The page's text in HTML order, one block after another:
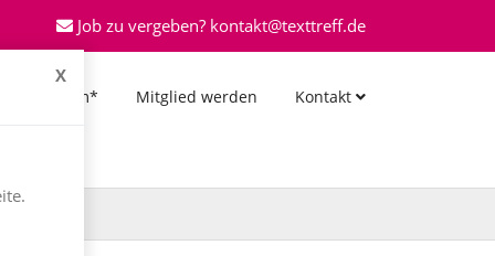
Job zu vergeben? kontakt@texttreff.de
*Forum* Mitglied werden Kontakt
X